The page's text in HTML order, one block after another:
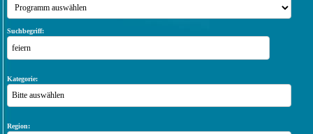
Suchbegriff:
Kategorie:
Bitte auswählen
Region: